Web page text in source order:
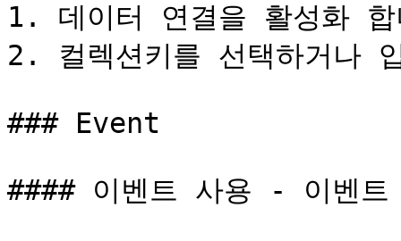
1. 데이터 연결을 활성화
2. 컬렉션키를 선택하거나
### Event
#### 이벤트 사용 - 이벤트